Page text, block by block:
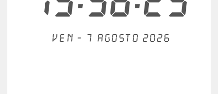
Ven - 7 agosto 2026